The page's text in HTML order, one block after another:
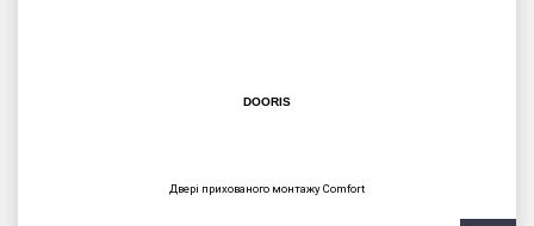
DOORIS
Двері прихованого монтажу Сomfort